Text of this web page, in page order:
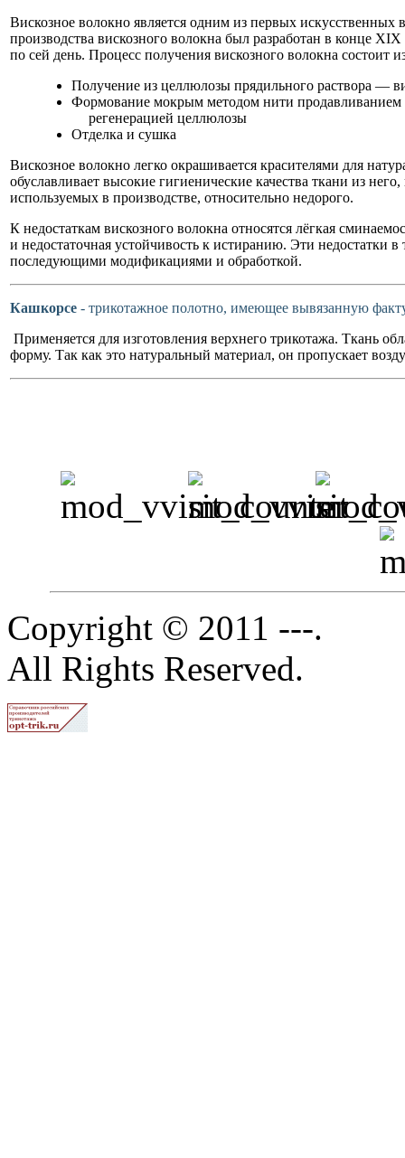
Вискозное волокно является одним из первых
производства вискозного волокна был разработан в конце
по сей день. Процесс получения вискозного волокна состоит
Получение из целлюлозы прядильного раствора —
Формование мокрым методом нити продавливанием
регенерацией целлюлозы
Отделка и сушка
Вискозное волокно легко окрашивается красителями для
обуславливает высокие гигиенические качества ткани из
используемых в производстве, относительно недорого.
К недостаткам вискозного волокна относятся лёгкая
и недостаточная устойчивость к истиранию. Эти недостатки
последующими модификациями и обработкой.
Кашкорсе - трикотажное полотно, имеющее вывязанную
Применяется для изготовления верхнего трикотажа. Ткань
форму. Так как это натуральный материал, он пропускает
Copyright © 2011 ---.
All Rights Reserved.